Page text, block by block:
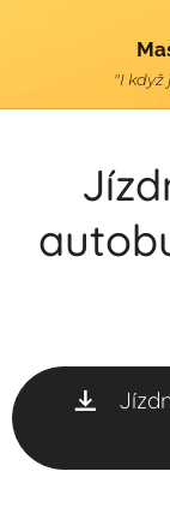
"I když